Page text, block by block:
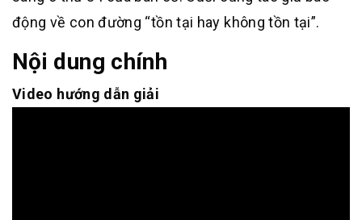
động về con đường “tồn tại hay không tồn tại”.
Nội dung chính
Video hướng dẫn giải